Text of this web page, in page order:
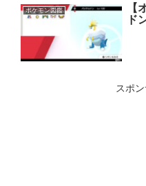
ポケモン図鑑
【
ド
スポ